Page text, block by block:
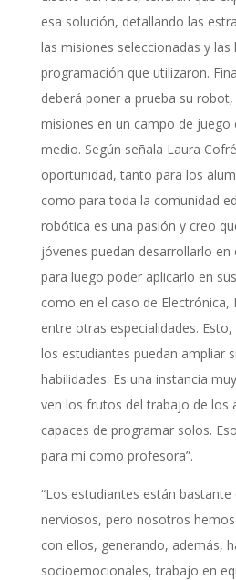
esa solución, detallando las
las misiones seleccionadas y
programación que utilizaron.
deberá poner a prueba su
misiones en un campo de juego
medio. Según señala Laura
oportunidad, tanto para los
como para toda la comunidad
robótica es una pasión y creo
jóvenes puedan desarrollarlo
para luego poder aplicarlo en
como en el caso de
entre otras especialidades.
los estudiantes puedan ampliar
habilidades. Es una instancia
ven los frutos del trabajo de los
capaces de programar solos.
para mí como profesora”.
“Los estudiantes están
nerviosos, pero nosotros
con ellos, generando, además,
socioemocionales, trabajo en